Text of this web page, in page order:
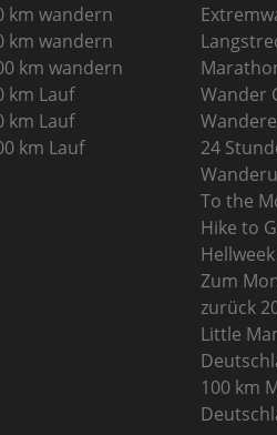
km wandern
km wandern
km wandern
km Lauf
km Lauf
km Lauf
Wander
24
To the
Hike to
Zum
zurück
Little
100 km